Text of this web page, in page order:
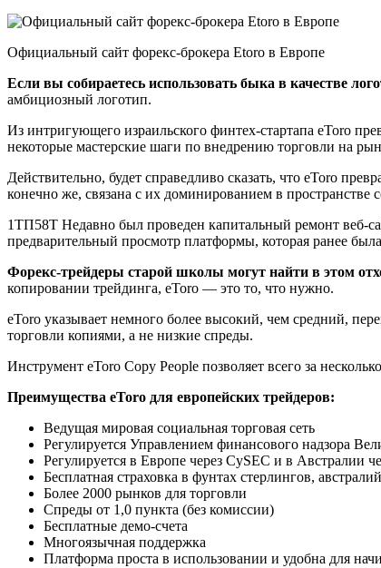
Официальный сайт форекс-брокера Etoro в Европе
Если вы собираетесь использовать быка в качестве
амбициозный логотип.
Из интригующего израильского финтех-стартапа eToro
некоторые мастерские шаги по внедрению торговли на
Действительно, будет справедливо сказать, что eToro
конечно же, связана с их доминированием в пространстве
1ТП58Т Недавно был проведен капитальный ремонт веб-
предварительный просмотр платформы, которая ранее
Форекс-трейдеры старой школы могут найти в этом
копировании трейдинга, eToro — это то, что нужно.
eToro указывает немного более высокий, чем средний,
торговли копиями, а не низкие спреды.
Инструмент eToro Copy People позволяет всего за
Преимущества eToro для европейских трейдеров:
Ведущая мировая социальная торговая сеть
Регулируется Управлением финансового надзора
Регулируется в Европе через CySEC и в Австралии
Бесплатная страховка в фунтах стерлингов,
Более 2000 рынков для торговли
Спреды от 1,0 пункта (без комиссии)
Бесплатные демо-счета
Многоязычная поддержка
Платформа проста в использовании и удобна для